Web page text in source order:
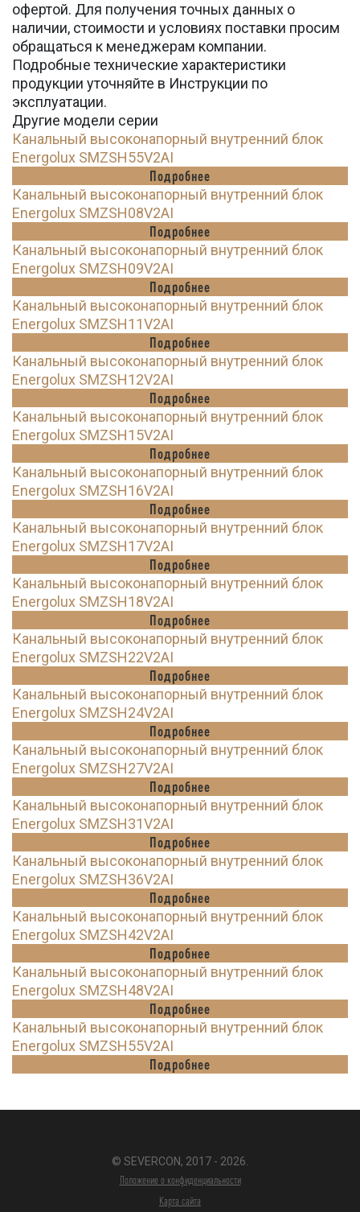
офертой. Для получения точных данных о
наличии, стоимости и условиях поставки просим
обращаться к менеджерам компании.
Подробные технические характеристики
продукции уточняйте в Инструкции по
эксплуатации.
Другие модели серии
Канальный высоконапорный внутренний блок
Energolux SMZSH55V2AI
Подробнее
Канальный высоконапорный внутренний блок
Energolux SMZSH08V2AI
Подробнее
Канальный высоконапорный внутренний блок
Energolux SMZSH09V2AI
Подробнее
Канальный высоконапорный внутренний блок
Energolux SMZSH11V2AI
Подробнее
Канальный высоконапорный внутренний блок
Energolux SMZSH12V2AI
Подробнее
Канальный высоконапорный внутренний блок
Energolux SMZSH15V2AI
Подробнее
Канальный высоконапорный внутренний блок
Energolux SMZSH16V2AI
Подробнее
Канальный высоконапорный внутренний блок
Energolux SMZSH17V2AI
Подробнее
Канальный высоконапорный внутренний блок
Energolux SMZSH18V2AI
Подробнее
Канальный высоконапорный внутренний блок
Energolux SMZSH22V2AI
Подробнее
Канальный высоконапорный внутренний блок
Energolux SMZSH24V2AI
Подробнее
Канальный высоконапорный внутренний блок
Energolux SMZSH27V2AI
Подробнее
Канальный высоконапорный внутренний блок
Energolux SMZSH31V2AI
Подробнее
Канальный высоконапорный внутренний блок
Energolux SMZSH36V2AI
Подробнее
Канальный высоконапорный внутренний блок
Energolux SMZSH42V2AI
Подробнее
Канальный высоконапорный внутренний блок
Energolux SMZSH48V2AI
Подробнее
Канальный высоконапорный внутренний блок
Energolux SMZSH55V2AI
Подробнее
© SEVERCON, 2017 - 2026.
Положение о конфиденциальности
Карта сайта